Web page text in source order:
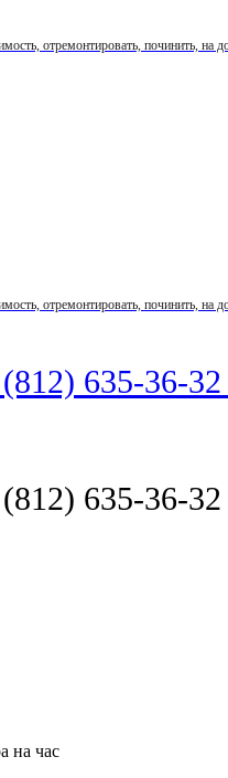
635-36-32
635-36-32
на час